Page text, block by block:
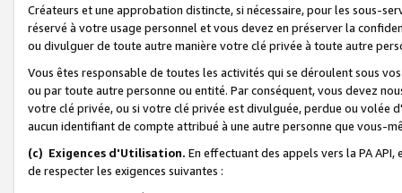
Créateurs et une approbation distincte, si nécessaire, pour les sous-
réservé à votre usage personnel et vous devez en préserver la
ou divulguer de toute autre manière votre clé privée à toute autre
Vous êtes responsable de toutes les activités qui se déroulent sous
ou par toute autre personne ou entité. Par conséquent, vous devez
votre clé privée, ou si votre clé privée est divulguée, perdue ou volée
aucun identifiant de compte attribué à une autre personne que vous-
(c) Exigences d'Utilisation. En effectuant des appels vers la PA
de respecter les exigences suivantes :